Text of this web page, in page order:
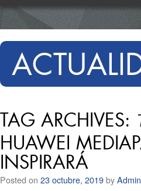
TAG ARCHIVES:
HUAWEI
INSPIRARÁ
Posted on 23 octubre, 2019by